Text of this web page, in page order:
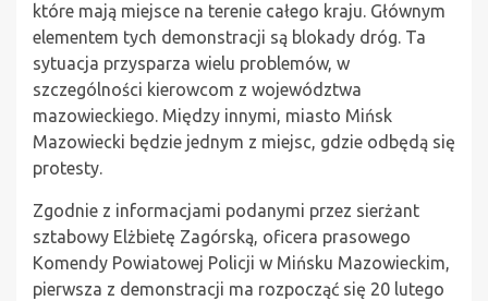
które mają miejsce na terenie całego kraju. Głównym
elementem tych demonstracji są blokady dróg. Ta
sytuacja przysparza wielu problemów, w
szczególności kierowcom z województwa
mazowieckiego. Między innymi, miasto Mińsk
Mazowiecki będzie jednym z miejsc, gdzie odbędą się
protesty.
Zgodnie z informacjami podanymi przez sierżant
sztabowy Elżbietę Zagórską, oficera prasowego
Komendy Powiatowej Policji w Mińsku Mazowieckim,
pierwsza z demonstracji ma rozpocząć się 20 lutego